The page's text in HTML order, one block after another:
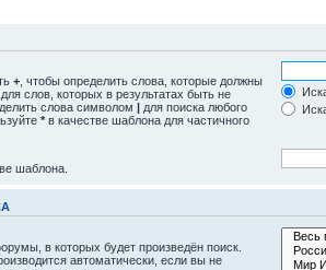
+ , чтобы определить слова, которые должны
для слов, которых в результатах быть не
слова символом | для поиска любого
* в качестве шаблона для частичного
шаблона.
в которых будет произведён поиск.
автоматически, если вы не